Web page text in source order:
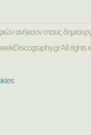
ανήκουν στους
All rights